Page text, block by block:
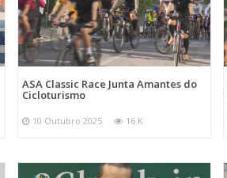
ASA Classic Race Junta Amantes do
Cicloturismo
10 Outubro 2025 16 K